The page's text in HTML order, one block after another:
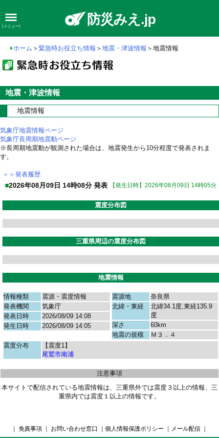
(メニュー) 防災みえ.jp
ホーム ＞ 緊急時お役立ち情報 ＞ 地震・津波情報 ＞地震情報
地震・津波情報
地震情報
気象庁地震情報ページ
気象庁長周期地震動ページ
※長周期地震動が観測された場合は、地震発生から10分程度で発表されま
す。
＞＞発表履歴
■2026年08月09日 14時08分 発表 【発生日時】2026年08月09日 14時05分
震度分布図
三重県周辺の震度分布図
地震情報
情報種類
震源・震度情報
発表機関
気象庁
発表日時
2026/08/09 14:08
発生日時
2026/08/09 14:05
震源地
奈良県
北緯・東経
北緯34.1度,東経135.9
度
深さ
60km
地震の規模
Ｍ３．４
震度分布
【震度1】
尾鷲市南浦
注意事項
本サイトで配信されている地震情報は、三重県外では震度３以上の情報、三
重県内では震度１以上の情報です。
免責事項 お問い合わせ窓口 個人情報保護ポリシー メール配信